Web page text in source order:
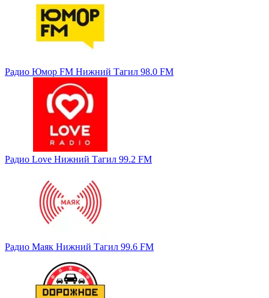
Радио Юмор FM Нижний Тагил 98.0 FM
Радио Love Нижний Тагил 99.2 FM
Радио Маяк Нижний Тагил 99.6 FM